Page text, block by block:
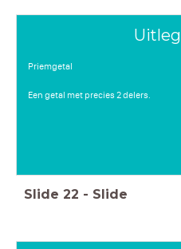
Uitleg
Priemgetal
Een getal met precies 2 delers.
Slide 22 - Slide